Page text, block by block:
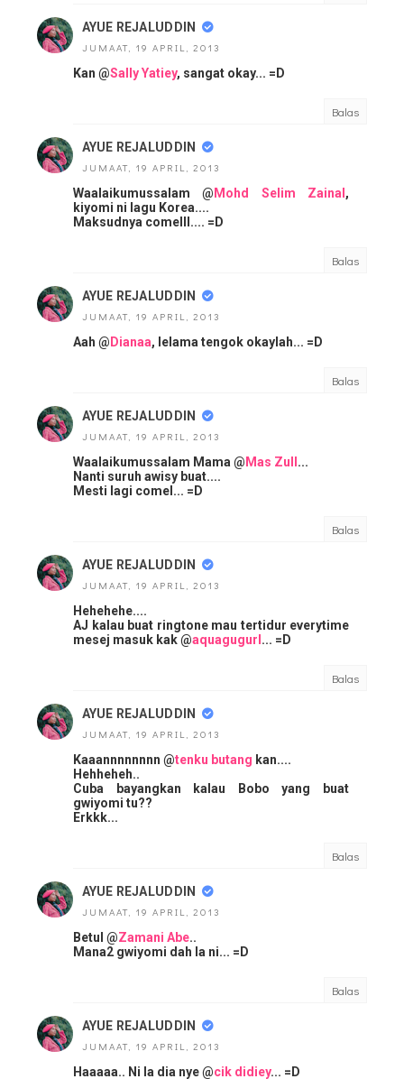
AYUE REJALUDDIN
JUMAAT, 19 APRIL, 2013
Kan @Sally Yatiey, sangat okay... =D
Balas
AYUE REJALUDDIN
JUMAAT, 19 APRIL, 2013
Waalaikumussalam @ Mohd Selim Zainal ,
kiyomi ni lagu Korea....
Maksudnya comelll.... =D
Balas
AYUE REJALUDDIN
JUMAAT, 19 APRIL, 2013
Aah @ Dianaa, lelama tengok okaylah... =D
Balas
AYUE REJALUDDIN
JUMAAT, 19 APRIL, 2013
Waalaikumussalam Mama @ Mas Zull ...
Nanti suruh awisy buat....
Mesti lagi comel... =D
Balas
AYUE REJALUDDIN
JUMAAT, 19 APRIL, 2013
Hehehehe....
AJ kalau buat ringtone mau tertidur everytime
mesej masuk kak @aquagugurl ... =D
Balas
AYUE REJALUDDIN
JUMAAT, 19 APRIL, 2013
Kaaannnnnnnn @tenku butang kan....
Hehheheh..
Cuba bayangkan kalau Bobo yang buat
gwiyomi tu??
Erkkk...
Balas
AYUE REJALUDDIN
JUMAAT, 19 APRIL, 2013
Betul @Zamani Abe..
Mana2 gwiyomi dah la ni... =D
Balas
AYUE REJALUDDIN
JUMAAT, 19 APRIL, 2013
Haaaaa.. Ni la dia nye @cik didiey... =D